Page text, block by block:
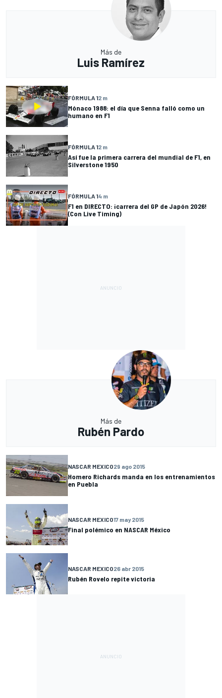
Más de
Luis Ramírez
FÓRMULA 12 m
Mónaco 1988: el día que Senna falló como un
humano en F1
FÓRMULA 12 m
Así fue la primera carrera del mundial de F1, en
Silverstone 1950
FÓRMULA 14 m
F1 en DIRECTO: ¡carrera del GP de Japón 2026!
(Con Live Timing)
Más de
Rubén Pardo
NASCAR MEXICO29 ago 2015
Homero Richards manda en los entrenamientos
en Puebla
NASCAR MEXICO17 may 2015
Final polémico en NASCAR México
NASCAR MEXICO26 abr 2015
Rubén Rovelo repite victoria